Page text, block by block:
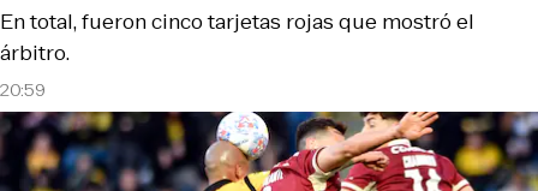
20:59
En total, fueron cinco tarjetas rojas que mostró el
árbitro.